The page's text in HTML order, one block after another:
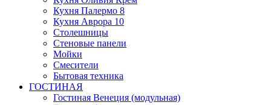
Кухня Палермо 8
Кухня Аврора 10
Столешницы
Стеновые панели
Мойки
Смесители
Бытовая техника
ГОСТИНАЯ
Гостиная Венеция (модульная)